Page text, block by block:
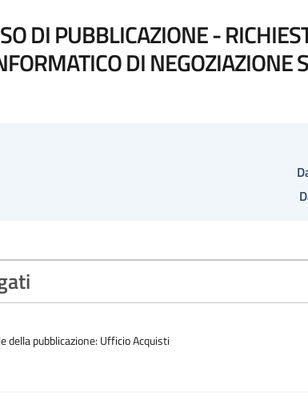
DI PUBBLICAZIONE -
DI
della pubblicazione: Ufficio Acquisti